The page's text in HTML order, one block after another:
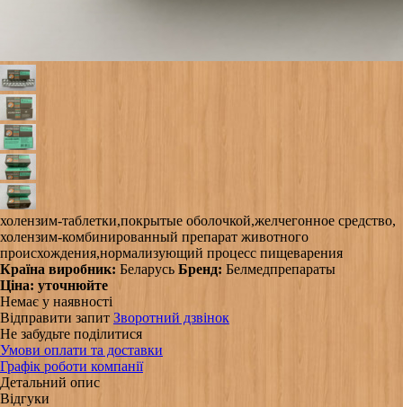
холензим-таблетки,покрытые оболочкой,желчегонное средство,
холензим-комбинированный препарат животного
происхождения,нормализующий процесс пищеварения
Країна виробник: Беларусь Бренд: Белмедпрепараты
Ціна: уточнюйте
Немає у наявності
Відправити запит Зворотний дзвінок
Не забудьте поділитися
Умови оплати та доставки
Графік роботи компанії
Детальний опис
Відгуки